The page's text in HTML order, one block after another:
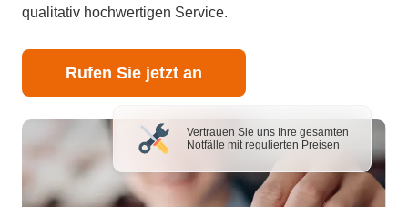
qualitativ hochwertigen Service.
Rufen Sie jetzt an
Vertrauen Sie uns Ihre gesamten
Notfälle mit regulierten Preisen